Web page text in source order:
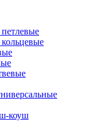
коуш